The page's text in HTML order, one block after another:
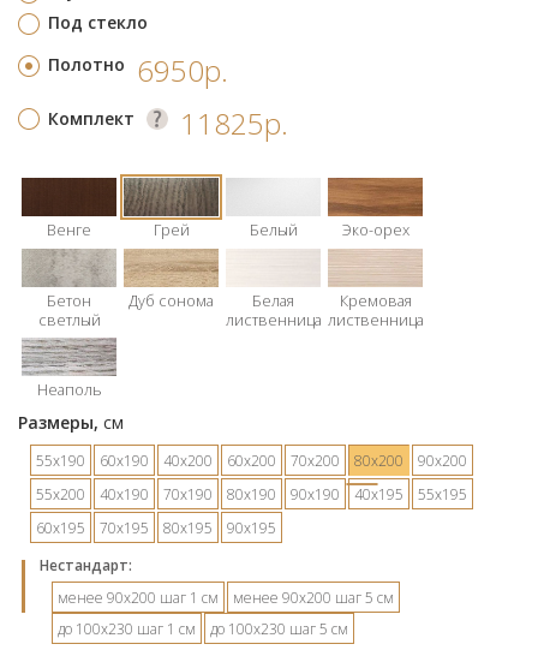
Под стекло
Полотно 6950р.
Комплект 11825р.
Венге Грей Белый Эко-орех
Бетон
светлый
Дуб сонома
Белая
лиственница
Кремовая
лиственница
Неаполь
Размеры, см
55х190 60х190 40х200 60х200 70х200 80х200
90х200
55х200
40х190 70х190 80х190 90х190 40х195
55х195
60х195
70х195 80х195
90х195
Hестандарт:
менее 90х200 шаг 1 см
менее 90х200 шаг 5 см
до 100х230 шаг 1 см
до 100х230 шаг 5 см